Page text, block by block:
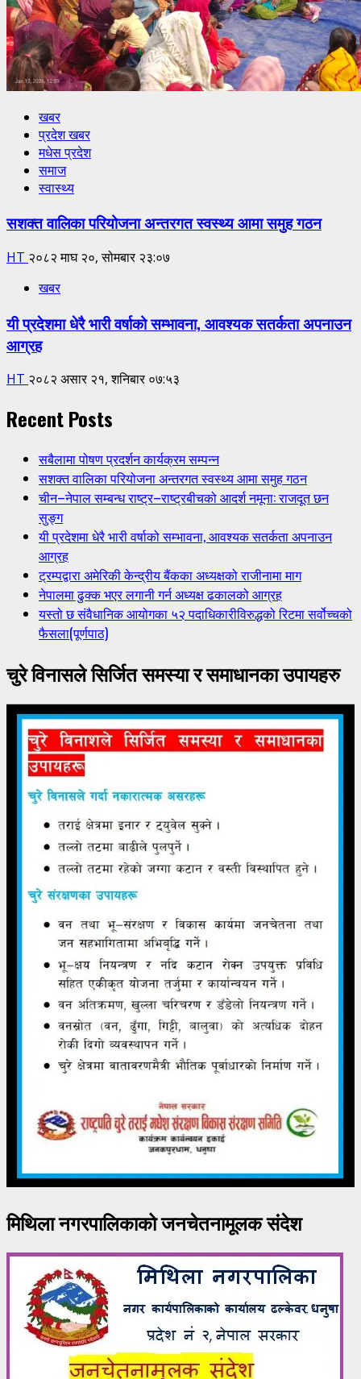
खबर
प्रदेश खबर
मधेस प्रदेश
समाज
स्वास्थ्य
सशक्त वालिका परियोजना अन्तरगत स्वस्थ्य आमा समुह गठन
HT २०८२ माघ २०, सोमबार २३:०७
खबर
यी प्रदेशमा धेरै भारी वर्षाको सम्भावना, आवश्यक सतर्कता अपनाउन
आग्रह
HT २०८२ असार २१, शनिबार ०७:५३
Recent Posts
सबैलामा पोषण प्रदर्शन कार्यक्रम सम्पन्न
सशक्त वालिका परियोजना अन्तरगत स्वस्थ्य आमा समुह गठन
चीन–नेपाल सम्बन्ध राष्ट्र–राष्ट्रबीचको आदर्श नमूना: राजदूत छन
सुङ्ग
यी प्रदेशमा धेरै भारी वर्षाको सम्भावना, आवश्यक सतर्कता अपनाउन
आग्रह
ट्रम्पद्वारा अमेरिकी केन्द्रीय बैंकका अध्यक्षको राजीनामा माग
नेपालमा ढुक्क भएर लगानी गर्न अध्यक्ष ढकालको आग्रह
यस्तो छ संवैधानिक आयोगका ५२ पदाधिकारीविरुद्धको रिटमा सर्वोच्चको
फैसला(पूर्णपाठ)
चुरे विनासले सिर्जित समस्या र समाधानका उपायहरु
मिथिला नगरपालिकाको जनचेतनामूलक संदेश